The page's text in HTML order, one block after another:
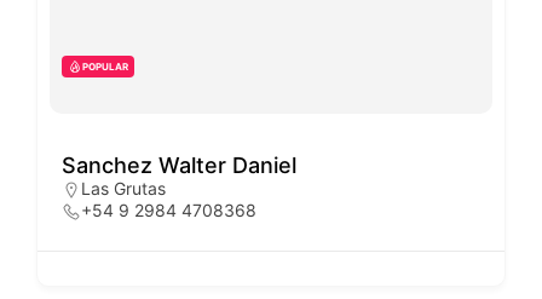
POPULAR
Sanchez Walter Daniel
Las Grutas
+54 9 2984 4708368